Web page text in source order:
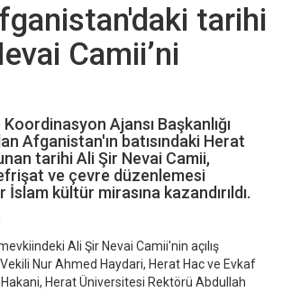
tarihi
Camii’ni
Ajansı Başkanlığı
Afganistan'ın batısındaki Herat
tarihi Ali Şir Nevai Camii,
ve çevre düzenlemesi
kültür mirasına kazandırıldı.
Ali Şir Nevai Camii'nin açılış
Nur Ahmed Haydari, Herat Hac ve Evkaf
Herat Üniversitesi Rektörü Abdullah